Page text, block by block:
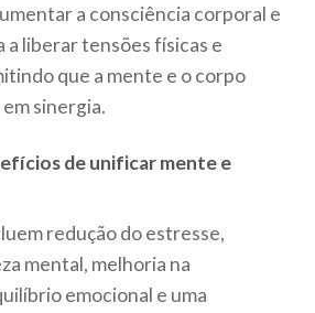
a consciência corporal e
a liberar tensões físicas e
que a mente e o corpo
sinergia.
de unificar mente e
redução do estresse,
mental, melhoria na
emocional e uma